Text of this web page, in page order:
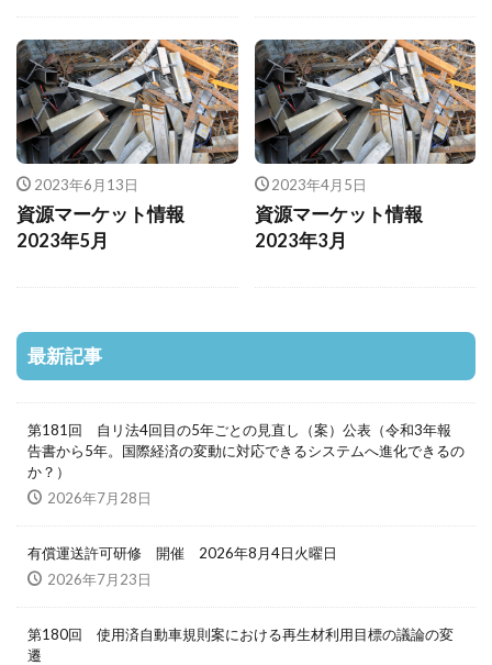
2023年6月13日
資源マーケット情報
2023年5月
2023年4月5日
資源マーケット情報
2023年3月
最新記事
第181回 自リ法4回目の5年ごとの見直し（案）公表（令和3年報
告書から5年。国際経済の変動に対応できるシステムへ進化できるの
か？）
2026年7月28日
有償運送許可研修 開催 2026年8月4日火曜日
2026年7月23日
第180回 使用済自動車規則案における再生材利用目標の議論の変
遷